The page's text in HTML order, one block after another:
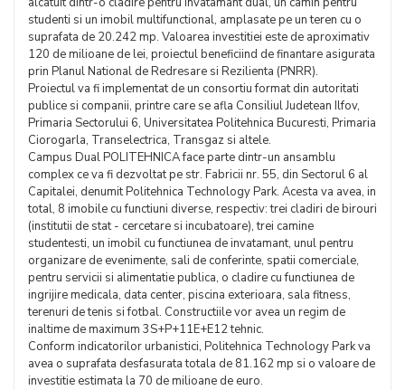
studenti si un imobil multifunctional, amplasate pe un teren cu o
suprafata de 20.242 mp. Valoarea investitiei este de aproximativ
120 de milioane de lei, proiectul beneficiind de finantare asigurata
prin Planul National de Redresare si Rezilienta (PNRR).
Proiectul va fi implementat de un consortiu format din autoritati
publice si companii, printre care se afla Consiliul Judetean Ilfov,
Primaria Sectorului 6, Universitatea Politehnica Bucuresti, Primaria
Ciorogarla, Transelectrica, Transgaz si altele.
Campus Dual POLITEHNICA face parte dintr-un ansamblu
complex ce va fi dezvoltat pe str. Fabricii nr. 55, din Sectorul 6 al
Capitalei, denumit Politehnica Technology Park. Acesta va avea, in
total, 8 imobile cu functiuni diverse, respectiv: trei cladiri de birouri
(institutii de stat - cercetare si incubatoare), trei camine
studentesti, un imobil cu functiunea de invatamant, unul pentru
organizare de evenimente, sali de conferinte, spatii comerciale,
pentru servicii si alimentatie publica, o cladire cu functiunea de
ingrijire medicala, data center, piscina exterioara, sala fitness,
terenuri de tenis si fotbal. Constructiile vor avea un regim de
inaltime de maximum 3S+P+11E+E12 tehnic.
Conform indicatorilor urbanistici, Politehnica Technology Park va
avea o suprafata desfasurata totala de 81.162 mp si o valoare de
investitie estimata la 70 de milioane de euro.